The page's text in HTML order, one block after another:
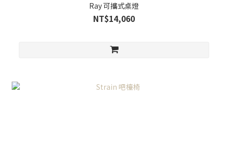
Ray 可攜式桌燈
NT$14,060